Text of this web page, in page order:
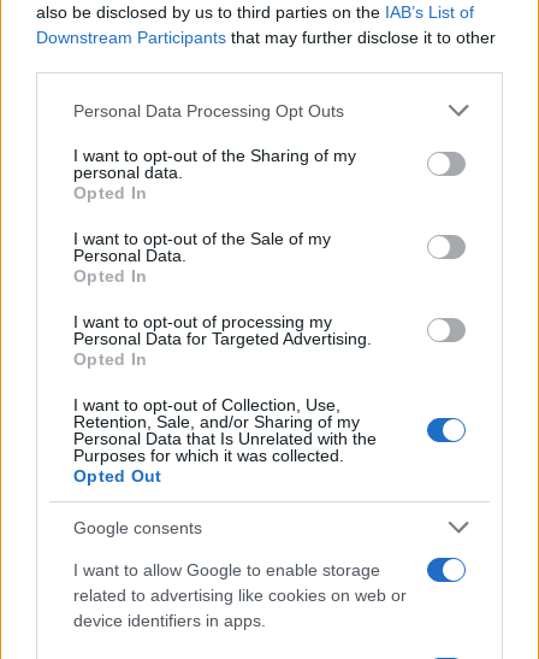
also be disclosed by us to third parties on the IAB’s List of
Downstream Participants that may further disclose it to other
Please note that this website/app uses one or more Google
not limited to your visit or usage behaviour. You may click to
grant or deny consent to Google and its third-party tags to
use your data for below specified purposes in below Google
consent section.
Personal Data Processing Opt Outs
I want to opt-out of the Sharing of my
personal data.
Opted In
I want to opt-out of the Sale of my
Personal Data.
Opted In
I want to opt-out of processing my
Personal Data for Targeted Advertising.
Opted In
I want to opt-out of Collection, Use,
Retention, Sale, and/or Sharing of my
Personal Data that Is Unrelated with the
Purposes for which it was collected.
Opted Out
Google consents
I want to allow Google to enable storage
related to advertising like cookies on web or
device identifiers in apps.
Formula e date dei campionati regionali di basket
nelle Marche
PIÙ LETTI
Nazionale italiana di basket: ritiro a Folgaria e
FIBA U16 EuroBasket 2026: la formazione italiana e le
partite da seguire